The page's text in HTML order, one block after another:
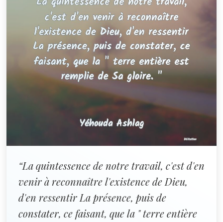
“La quintessence de notre travail, c'est d'en
venir à reconnaître l'existence de Dieu,
d'en ressentir La présence, puis de
constater, ce faisant, que la " terre entière